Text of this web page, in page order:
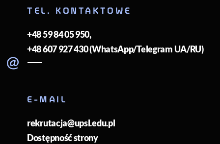
TEL. KONTAKTOWE
+48 59 84 05 950,
+48 607 927 430 (WhatsApp/Telegram UA/RU)
E-MAIL
rekrutacja@upsl.edu.pl
Dostępność strony